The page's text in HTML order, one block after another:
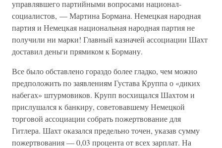
управлявшего партийными вопросами национал-
социалистов, — Мартина Бормана. Немецкая народная
партия и Немецкая национальная народная партия не
получили ни марки! Главный казначей ассоциации Шахт
доставил деньги прямиком к Борману.
Все было обставлено гораздо более гладко, чем можно
предположить по заявлениям Густава Круппа о «диких
набегах» штурмовиков. Крупп восхищался Шахтом и
прислушался к банкиру, советовавшему Немецкой
торговой ассоциации собрать пожертвование для
Гитлера. Шахт оказался предельно точен, указав сумму
пожертвования — 0,03 процента от всех зарплат. На